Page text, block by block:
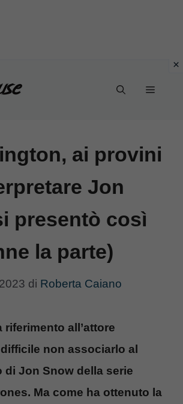
Menu
ai provini
Jon
presentò così
la parte)
di Roberta Caiano
riferimento all’attore
non associarlo al
di Jon Snow della serie
Ma come ha ottenuto la